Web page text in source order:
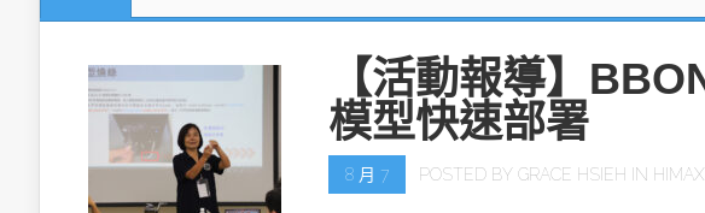
【活動報導】
模型快速部署
8 月 7 POSTED BY GRACE HSIEH IN HIMAX